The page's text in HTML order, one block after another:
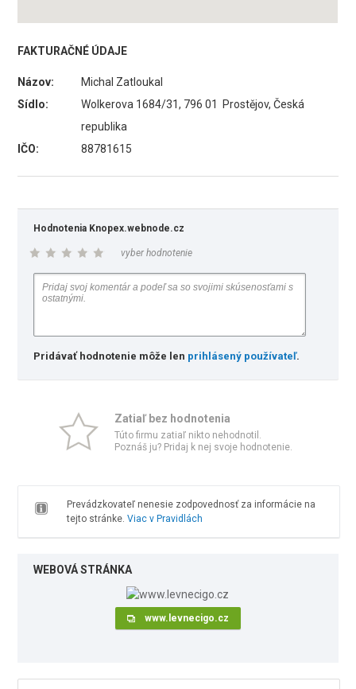
FAKTURAČNÉ ÚDAJE
Názov:
Michal Zatloukal
Sídlo:
Wolkerova 1684/31, 796 01 Prostějov, Česká
republika
IČO:
88781615
Hodnotenia Knopex.webnode.cz
vyber hodnotenie
Pridávať hodnotenie môže len prihlásený používateľ.
Zatiaľ bez hodnotenia
Túto firmu zatiaľ nikto nehodnotil.
Poznáš ju? Pridaj k nej svoje hodnotenie.
Prevádzkovateľ nenesie zodpovednosť za informácie na
tejto stránke. Viac v Pravidlách
WEBOVÁ STRÁNKA
www.levnecigo.cz